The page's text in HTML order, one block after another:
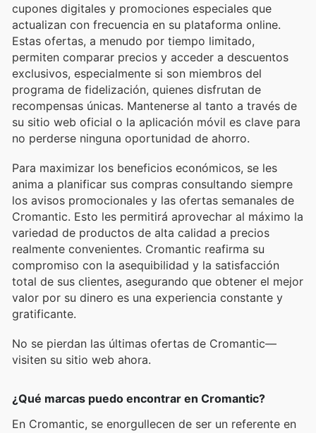
cupones digitales y promociones especiales que
actualizan con frecuencia en su plataforma online.
Estas ofertas, a menudo por tiempo limitado,
permiten comparar precios y acceder a descuentos
exclusivos, especialmente si son miembros del
programa de fidelización, quienes disfrutan de
recompensas únicas. Mantenerse al tanto a través de
su sitio web oficial o la aplicación móvil es clave para
no perderse ninguna oportunidad de ahorro.
Para maximizar los beneficios económicos, se les
anima a planificar sus compras consultando siempre
los avisos promocionales y las ofertas semanales de
Cromantic. Esto les permitirá aprovechar al máximo la
variedad de productos de alta calidad a precios
realmente convenientes. Cromantic reafirma su
compromiso con la asequibilidad y la satisfacción
total de sus clientes, asegurando que obtener el mejor
valor por su dinero es una experiencia constante y
gratificante.
No se pierdan las últimas ofertas de Cromantic—
visiten su sitio web ahora.
¿Qué marcas puedo encontrar en Cromantic?
En Cromantic, se enorgullecen de ser un referente en